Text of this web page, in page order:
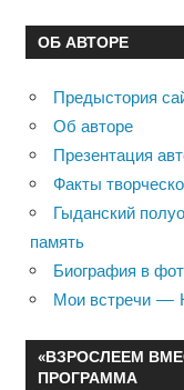
ОБ АВТОРЕ
Предыстория
Об авторе
Презентация
Факты
Гыданский
память
Биография в
Мои встречи —
«ВЗРОСЛЕЕМ
ПРОГРАММА